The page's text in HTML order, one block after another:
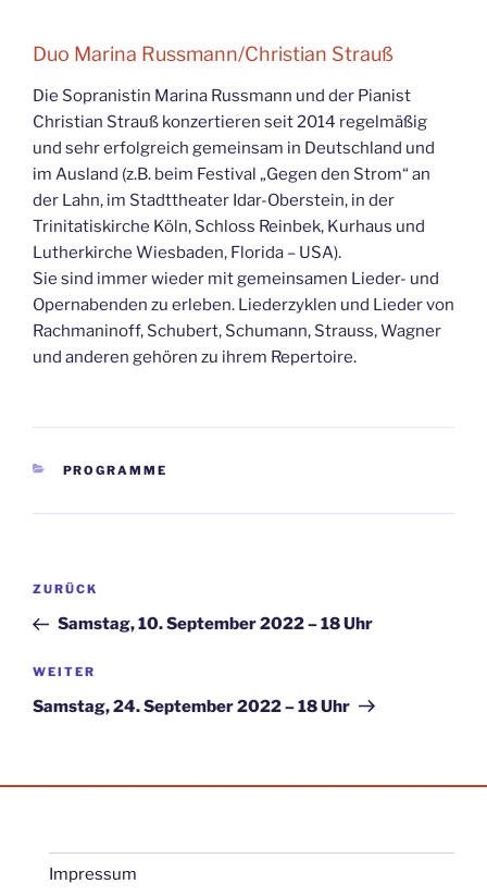
Duo Marina Russmann/Christian Strauß
Die Sopranistin Marina Russmann und der Pianist
Christian Strauß konzertieren seit 2014 regelmäßig
und sehr erfolgreich gemeinsam in Deutschland und
im Ausland (z.B. beim Festival „Gegen den Strom“ an
der Lahn, im Stadttheater Idar-Oberstein, in der
Trinitatiskirche Köln, Schloss Reinbek, Kurhaus und
Lutherkirche Wiesbaden, Florida – USA).
Sie sind immer wieder mit gemeinsamen Lieder- und
Opernabenden zu erleben. Liederzyklen und Lieder von
Rachmaninoff, Schubert, Schumann, Strauss, Wagner
und anderen gehören zu ihrem Repertoire.
KATEGORIEN
PROGRAMME
Beitragsnavigation
Vorheriger
Beitrag
ZURÜCK
Samstag, 10. September 2022 – 18 Uhr
Nächster
Beitrag
WEITER
Samstag, 24. September 2022 – 18 Uhr
Impressum